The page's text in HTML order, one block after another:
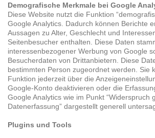
Demografische Merkmale bei Google
Diese Website nutzt die Funktion
Google Analytics. Dadurch können Berichte
Aussagen zu Alter, Geschlecht und
Seitenbesucher enthalten. Diese Daten
interessenbezogener Werbung von Google
Besucherdaten von Drittanbietern. Diese
bestimmten Person zugeordnet werden. Sie
Funktion jederzeit über die
Google-Konto deaktivieren oder die
Google Analytics wie im Punkt “Widerspruch
Datenerfassung” dargestellt generell
Plugins und Tools